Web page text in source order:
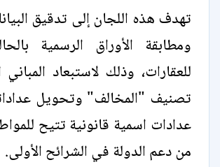
تهدف هذه اللجان إلى تدقيق
ومطابقة الأوراق الرسمية
للعقارات، وذلك لاستبعاد
تصنيف "المخالف" وتحويل
عدادات اسمية قانونية تتيح
من دعم الدولة في الشرائح الأولى.